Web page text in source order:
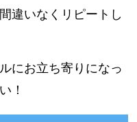
違いなくリピートし
にお立ち寄りになっ
！